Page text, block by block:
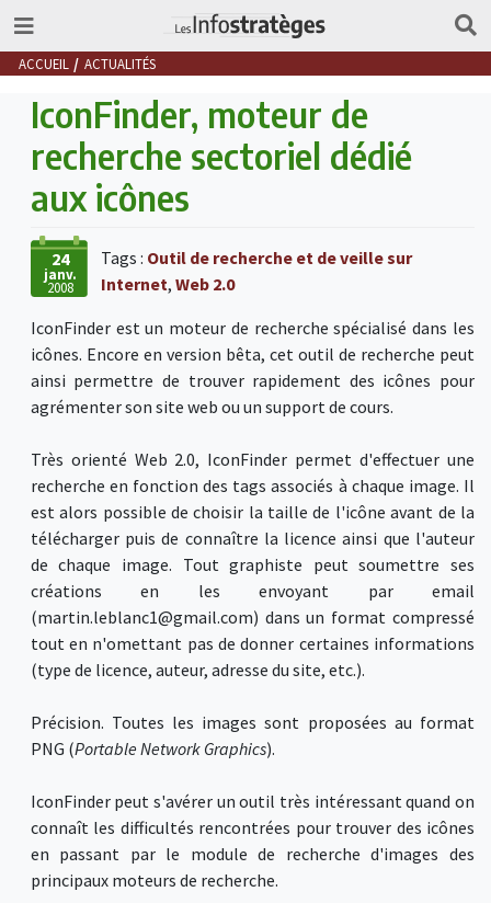
ACCUEIL ACTUALITÉS
IconFinder, moteur de
recherche sectoriel dédié
aux icônes
24
janv.
2008
Tags : Outil de recherche et de veille sur
Internet, Web 2.0
IconFinder est un moteur de recherche spécialisé dans les
icônes. Encore en version bêta, cet outil de recherche peut
ainsi permettre de trouver rapidement des icônes pour
agrémenter son site web ou un support de cours.
Très orienté Web 2.0, IconFinder permet d'effectuer une
recherche en fonction des tags associés à chaque image. Il
est alors possible de choisir la taille de l'icône avant de la
télécharger puis de connaître la licence ainsi que l'auteur
de chaque image. Tout graphiste peut soumettre ses
créations en les envoyant par email
(martin.leblanc1@gmail.com) dans un format compressé
tout en n'omettant pas de donner certaines informations
(type de licence, auteur, adresse du site, etc.).
Précision. Toutes les images sont proposées au format
PNG (Portable Network Graphics).
IconFinder peut s'avérer un outil très intéressant quand on
connaît les difficultés rencontrées pour trouver des icônes
en passant par le module de recherche d'images des
principaux moteurs de recherche.